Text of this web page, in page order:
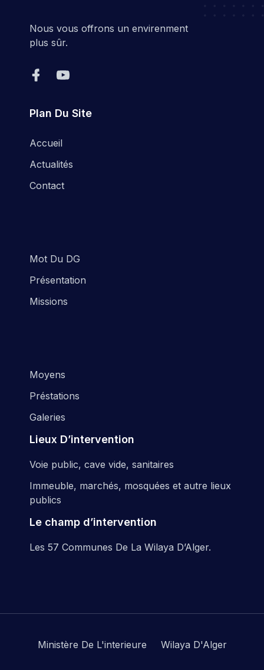
Nous vous offrons un envirenment
plus sûr.
Plan Du Site
Accueil
Actualités
Contact
Mot Du DG
Présentation
Missions
Moyens
Préstations
Galeries
Lieux D’intervention
Voie public, cave vide, sanitaires
Immeuble, marchés, mosquées et autre lieux
publics
Le champ d’intervention
Les 57 Communes De La Wilaya D’Alger.
Ministère De L'interieure Wilaya D'Alger